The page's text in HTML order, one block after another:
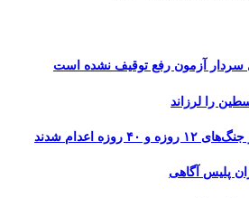
سردار آزمون رفع توقیف نشده است
پلیس آگاهی